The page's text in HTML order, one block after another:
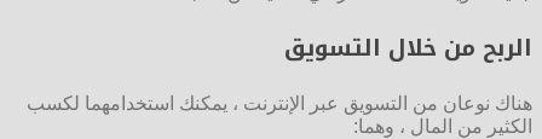
الربح من خلال التسويق
هناك نوعان من التسويق عبر الإنترنت ، يمكنك استخدامهما لكسب
الكثير من المال ، وهما: